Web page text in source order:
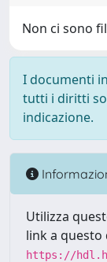
Non ci sono
I documenti
tutti i diritti
indicazione.
Utilizza
link a
https://